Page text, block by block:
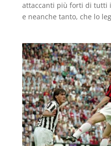
attaccanti più forti di tutti
e neanche tanto, che lo